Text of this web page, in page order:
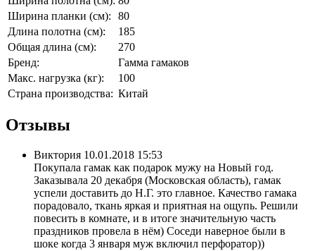
Ширина планки (см):
80
Длина полотна (см):
185
Общая длина (см):
270
Бренд:
Гамма гамаков
Макс. нагрузка (кг):
100
Страна производства: Китай
Отзывы
Виктория 10.01.2018 15:53
Покупала гамак как подарок мужу на Новый год.
Заказывала 20 декабря (Московская область), гамак
успели доставить до Н.Г. это главное. Качество гамака
порадовало, ткань яркая и приятная на ощупь. Решили
повесить в комнате, и в итоге значительную часть
праздников провела в нём) Соседи наверное были в
шоке когда 3 января муж включил перфоратор))